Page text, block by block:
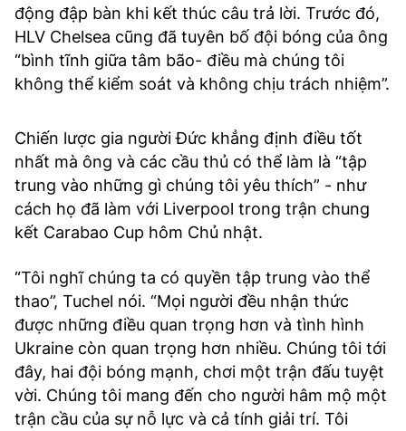
động đập bàn khi kết thúc câu trả lời. Trước đó,
HLV Chelsea cũng đã tuyên bố đội bóng của ông
“bình tĩnh giữa tâm bão- điều mà chúng tôi
không thể kiểm soát và không chịu trách nhiệm”.
Chiến lược gia người Đức khẳng định điều tốt
nhất mà ông và các cầu thủ có thể làm là “tập
trung vào những gì chúng tôi yêu thích” - như
cách họ đã làm với Liverpool trong trận chung
kết Carabao Cup hôm Chủ nhật.
“Tôi nghĩ chúng ta có quyền tập trung vào thể
thao”, Tuchel nói. “Mọi người đều nhận thức
được những điều quan trọng hơn và tình hình
Ukraine còn quan trọng hơn nhiều. Chúng tôi tới
đây, hai đội bóng mạnh, chơi một trận đấu tuyệt
vời. Chúng tôi mang đến cho người hâm mộ một
trận cầu của sự nỗ lực và cả tính giải trí. Tôi